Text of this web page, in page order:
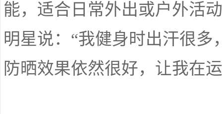
能，适合日常外出或户外活
明星说：“我健身时出汗很
防晒效果依然很好，让我在